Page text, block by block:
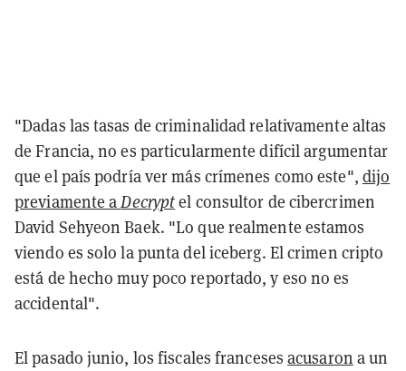
"Dadas las tasas de criminalidad relativamente altas
de Francia, no es particularmente difícil argumentar
que el país podría ver más crímenes como este", dijo
previamente aDecryptel consultor de cibercrimen
David Sehyeon Baek. "Lo que realmente estamos
viendo es solo la punta del iceberg. El crimen cripto
está de hecho muy poco reportado, y eso no es
accidental".
El pasado junio, los fiscales francesesacusaron a un